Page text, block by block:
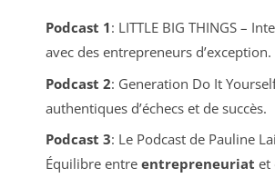
Podcast 1: LITTLE BIG THINGS –
avec des entrepreneurs d’exception.
Podcast 2: Generation Do It
authentiques d’échecs et de succès.
Podcast 3: Le Podcast de Pauline
Équilibre entre entrepreneuriat et